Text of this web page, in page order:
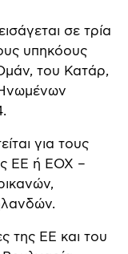
σε τρία
υπηκόους
του Κατάρ,
για τους
ΕΕ ή ΕΟΧ –
της ΕΕ και του